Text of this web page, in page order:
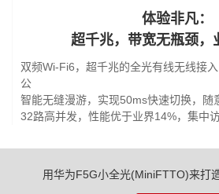
体验非凡：
超千兆，带宽无瓶颈，
双频Wi-Fi6，超千兆的全光有线无线接
公
智能无缝漫游，实现50ms快速切换，随
32路高并发，性能优于业界14%，集中
用华为F5G小全光(MiniFTTO)来打